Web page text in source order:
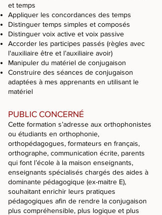
et temps
Appliquer les concordances des temps
Distinguer temps simples et composés
Distinguer voix active et voix passive
Accorder les participes passés (règles avec
l'auxiliaire être et l’auxiliaire avoir)
Manipuler du matériel de conjugaison
Construire des séances de conjugaison
adaptées à mes apprenants en utilisant le
matériel
PUBLIC CONCERNÉ
Cette formation s’adresse aux orthophonistes
ou étudiants en orthophonie,
orthopédagogues, formateurs en français,
orthographe, communication écrite, parents
qui font l’école à la maison enseignants,
enseignants spécialisés chargés des aides à
dominante pédagogique (ex-maitre E),
souhaitant enrichir leurs pratiques
pédagogiques afin de rendre la conjugaison
plus compréhensible, plus logique et plus